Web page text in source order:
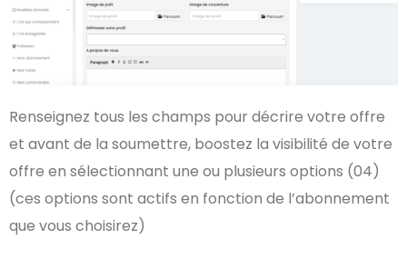
Renseignez tous les champs pour décrire votre offre
et avant de la soumettre, boostez la visibilité de votre
offre en sélectionnant une ou plusieurs options (04)
(ces options sont actifs en fonction de l’abonnement
que vous choisirez)